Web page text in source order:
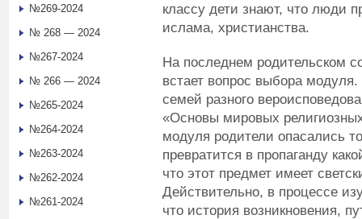
классу дети знают, что люди
ислама, христианства.
На последнем родительском
встает вопрос выбора модуля.
семей разного
«Основы мировых
модуля родители опасались
превратится в пропаганду
что этот предмет имеет
Действительно, в процессе
что история возникновения,
№269-2024
№ 268 — 2024
№267-2024
№ 266 — 2024
№265-2024
№264-2024
№263-2024
№262-2024
№261-2024